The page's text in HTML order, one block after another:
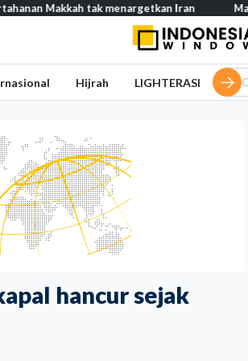
hancur sejak
tak menargetkan Iran Mau buka
Hijrah LIGHTERASI